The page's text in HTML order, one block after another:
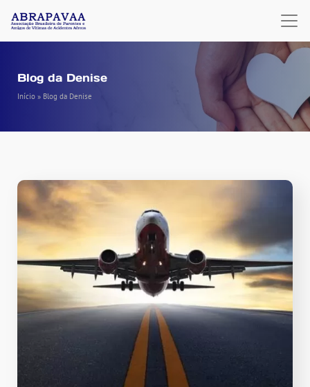
Blog da Denise
Início » Blog da Denise